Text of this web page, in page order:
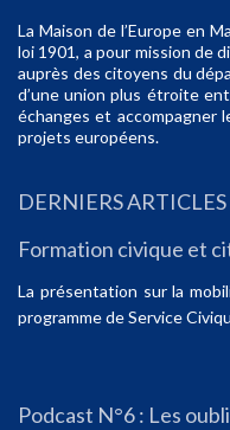
La Maison de l’Europe en
loi 1901, a pour mission de
auprès des citoyens du
d’une union plus étroite
échanges et accompagner
projets européens.
DERNIERS ARTICLES
Formation civique et
La présentation sur la
programme de Service
Podcast N°6 : Les